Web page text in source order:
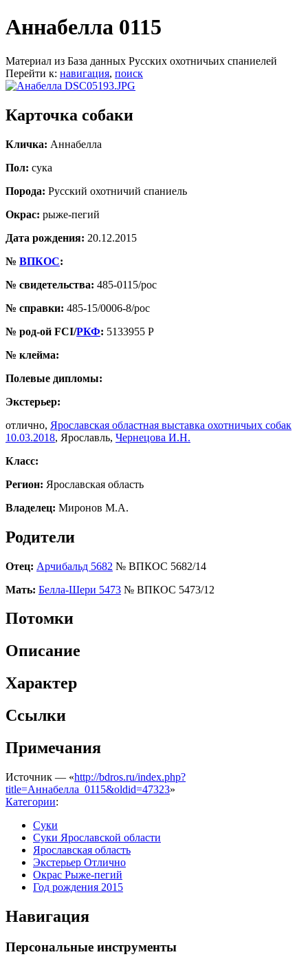
Аннабелла 0115
Материал из База данных Русских охотничьих спаниелей
Перейти к: навигация, поиск
Карточка собаки
Кличка: Аннабелла
Пол: сука
Порода: Русский охотничий спаниель
Окрас: рыже-пегий
Дата рождения: 20.12.2015
№ ВПКОС:
№ свидетельства: 485-0115/рос
№ справки: 485-15/0006-8/рос
№ род-ой FCI/РКФ: 5133955 Р
№ клейма:
Полевые дипломы:
Экстерьер:
отлично, Ярославская областная выставка охотничьих собак
10.03.2018, Ярославль, Чернецова И.Н.
Класс:
Регион: Ярославская область
Владелец: Миронов М.А.
Родители
Отец: Арчибальд 5682 № ВПКОС 5682/14
Мать: Белла-Шери 5473 № ВПКОС 5473/12
Потомки
Описание
Характер
Ссылки
Примечания
Источник — «http://bdros.ru/index.php?
title=Аннабелла_0115&oldid=47323»
Категории:
Суки
Суки Ярославской области
Ярославская область
Экстерьер Отлично
Окрас Рыже-пегий
Год рождения 2015
Навигация
Персональные инструменты